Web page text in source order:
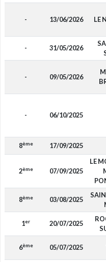
- 13/06/2026 LE
- 31/05/2026
- 09/05/2026
- 06/10/2025
8ème 17/09/2025
2ème 07/09/2025
LE
8ème 03/08/2025
1er 20/07/2025
6ème 05/07/2025